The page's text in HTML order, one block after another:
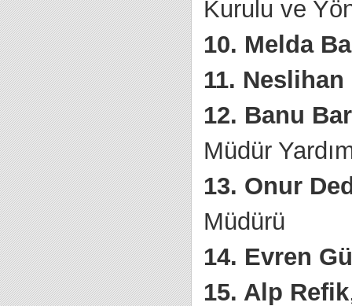
Kurulu ve
10. Melda
11. Neslihan
12. Banu
Müdür
13. Onur
Müdürü
14. Evren
15. Alp Refik